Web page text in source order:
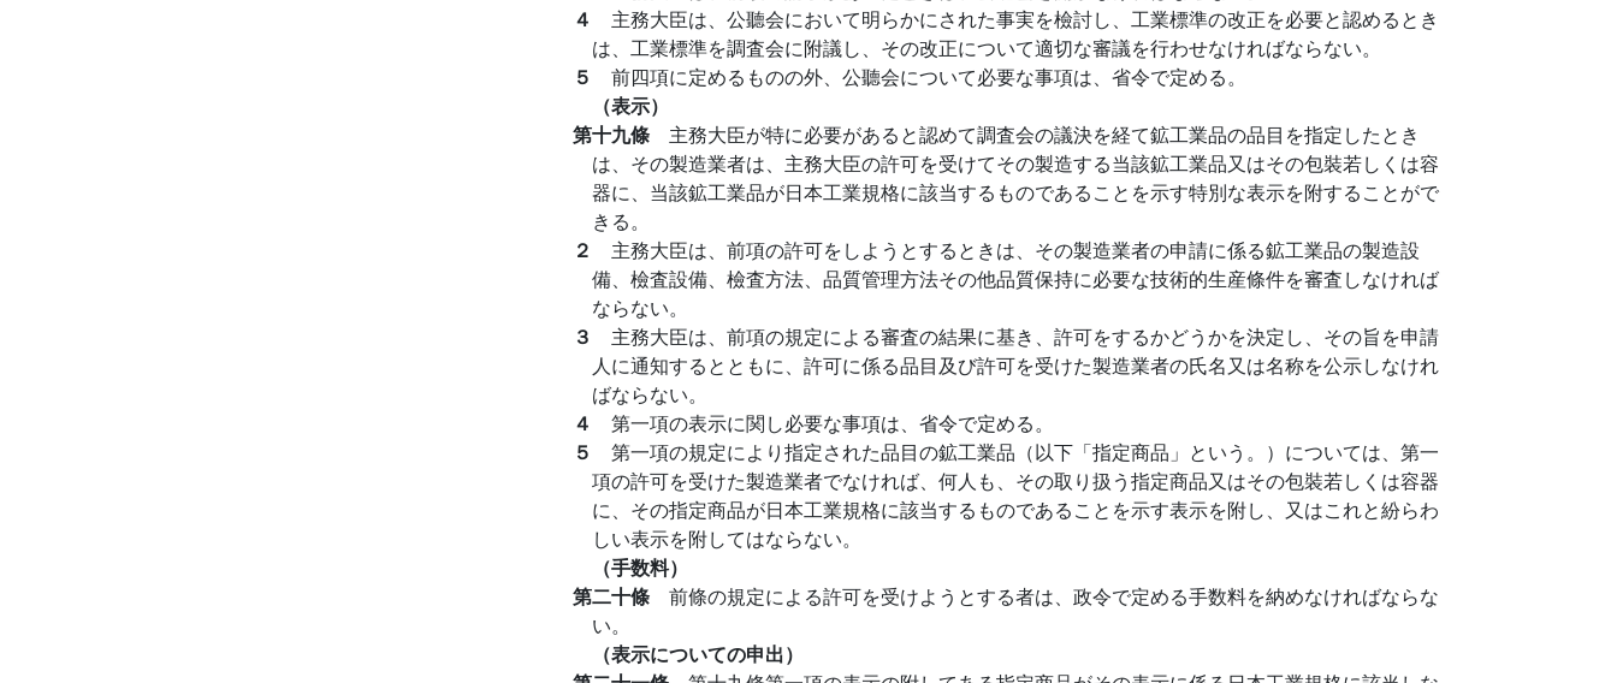
４ 主務大臣は、公聽会において明らかにされた事実を檢討し、工業標準の改正を必要と認めるとき
は、工業標準を調査会に附議し、その改正について適切な審議を行わせなければならない。
５ 前四項に定めるものの外、公聽会について必要な事項は、省令で定める。
（表示）
第十九條 主務大臣が特に必要があると認めて調査会の議決を経て鉱工業品の品目を指定したとき
は、その製造業者は、主務大臣の許可を受けてその製造する当該鉱工業品又はその包裝若しくは容
器に、当該鉱工業品が日本工業規格に該当するものであることを示す特別な表示を附することがで
きる。
２ 主務大臣は、前項の許可をしようとするときは、その製造業者の申請に係る鉱工業品の製造設
備、檢査設備、檢査方法、品質管理方法その他品質保持に必要な技術的生産條件を審査しなければ
ならない。
３ 主務大臣は、前項の規定による審査の結果に基き、許可をするかどうかを決定し、その旨を申請
人に通知するとともに、許可に係る品目及び許可を受けた製造業者の氏名又は名称を公示しなけれ
ばならない。
４ 第一項の表示に関し必要な事項は、省令で定める。
５ 第一項の規定により指定された品目の鉱工業品（以下「指定商品」という。）については、第一
項の許可を受けた製造業者でなければ、何人も、その取り扱う指定商品又はその包裝若しくは容器
に、その指定商品が日本工業規格に該当するものであることを示す表示を附し、又はこれと紛らわ
しい表示を附してはならない。
（手数料）
第二十條 前條の規定による許可を受けようとする者は、政令で定める手数料を納めなければならな
い。
（表示についての申出）